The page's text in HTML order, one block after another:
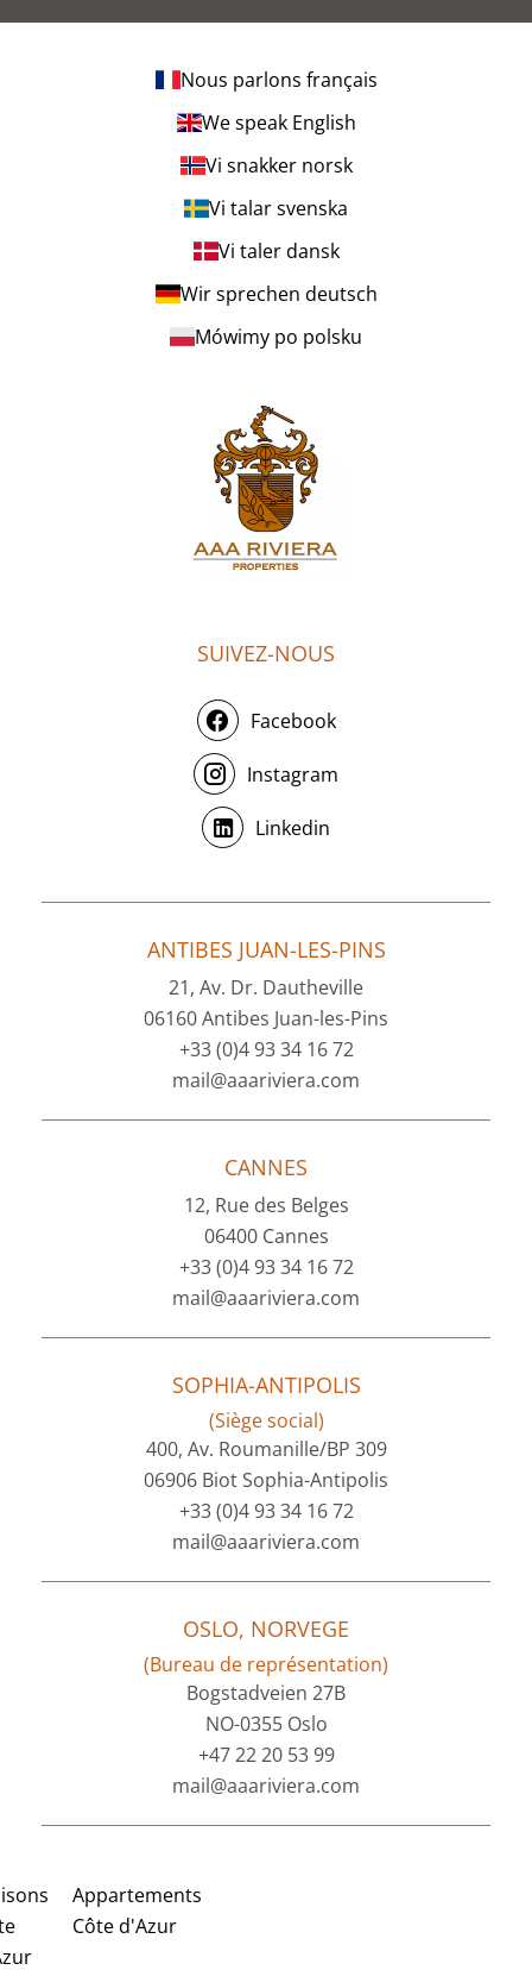
Nous parlons français
We speak English
Vi snakker norsk
Vi talar svenska
Vi taler dansk
Wir sprechen deutsch
Mówimy po polsku
SUIVEZ-NOUS
Facebook
Instagram
Linkedin
ANTIBES JUAN-LES-PINS
21, Av. Dr. Dautheville
06160 Antibes Juan-les-Pins
+33 (0)4 93 34 16 72
mail@aaariviera.com
CANNES
12, Rue des Belges
06400 Cannes
+33 (0)4 93 34 16 72
mail@aaariviera.com
SOPHIA-ANTIPOLIS
(Siège social)
400, Av. Roumanille/BP 309
06906 Biot Sophia-Antipolis
+33 (0)4 93 34 16 72
mail@aaariviera.com
OSLO, NORVEGE
(Bureau de représentation)
Bogstadveien 27B
NO-0355 Oslo
+47 22 20 53 99
mail@aaariviera.com
Appartements
Côte d'Azur